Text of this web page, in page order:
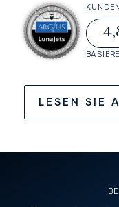
LESEN SIE